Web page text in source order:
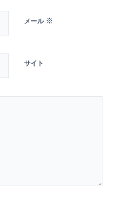
メール ※
サイト